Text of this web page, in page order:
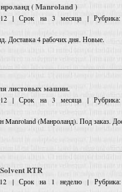
( Manroland )
| Срок на 3 месяца | Рубрика:
Доставка 4 рабочих дня. Новые.
листовых машин.
| Срок на 3 месяца | Рубрика:
Manroland (Манроланд). Под заказ.
RTR
| Срок на 1 неделю | Рубрика: